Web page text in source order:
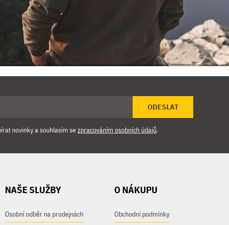
ODESLAT
novinky a souhlasím sezpracováním osobních údajů.
NAŠE SLUŽBY
Osobní odběr na prodejnách
O NÁKUPU
Obchodní podmínky